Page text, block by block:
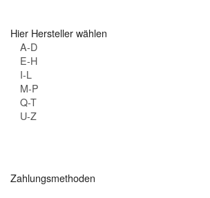
Hier Hersteller wählen
A-D
E-H
I-L
M-P
Q-T
U-Z
Zahlungsmethoden